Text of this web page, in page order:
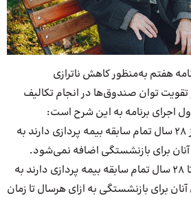
۲۹ قانون برنامه هفتم ‌به‌منظور کاهش ناترازی
توان صندوق­‌ها در انجام تکالیف
اجرای برنامه به این شرح است:‌
۱– بیمه‌پردازانی که بیش از ۲۸ سال تمام سابقه بیمه ­پردازی دارند به
برای بازنشستگی اضافه نمی‌شود.
۲– بیمه‌پردازانی که از ۲۵ تا ۲۸ سال تمام سابقه بیمه ­پردازی دارند به
برای بازنشستگی به ­ازای هر‌سال تا زمان